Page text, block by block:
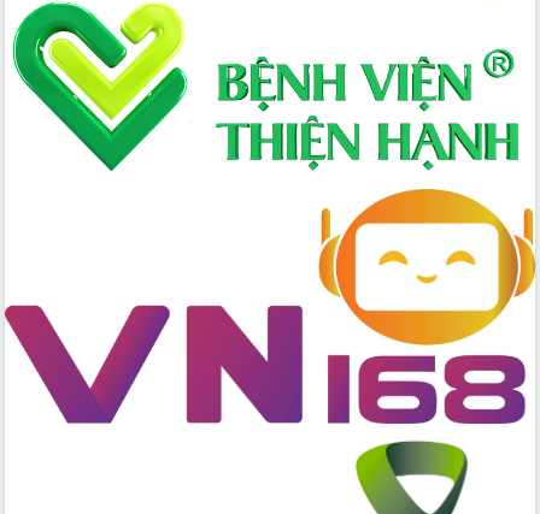
Tập huấn nâng cao năng lực triển khai
chuyển đổi số cho cán bộ, công chức
cấp xã
Đắk Lắk phát động hưởng ứng Ngày
Quyền của người tiêu dùng Việt Nam
Đẩy mạnh cải cách hành chính, quyết
Phó Bí thư Tỉnh ủy Đắk Lắk Đỗ Hữu
Huy giữ chức Bí thư Đảng ủy Ủy Ban
Nhân dân tỉnh
Bệnh án điện tử thúc đẩy chuyển đổi
số y tế tại Đắk Lắk